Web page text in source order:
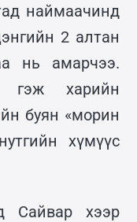
наймаачинд
2 алтан
нь амарчээ.
гэж харийн
буян «морин
хүмүүс
Сайвар хээр